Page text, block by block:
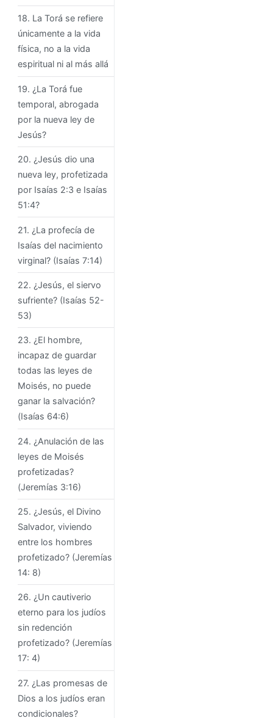
18. La Torá se refiere
únicamente a la vida
física, no a la vida
espiritual ni al más allá
19. ¿La Torá fue
temporal, abrogada
por la nueva ley de
Jesús?
20. ¿Jesús dio una
nueva ley, profetizada
por Isaías 2:3 e Isaías
51:4?
21. ¿La profecía de
Isaías del nacimiento
virginal? (Isaías 7:14)
22. ¿Jesús, el siervo
sufriente? (Isaías 52-
53)
23. ¿El hombre,
incapaz de guardar
todas las leyes de
Moisés, no puede
ganar la salvación?
(Isaías 64:6)
24. ¿Anulación de las
leyes de Moisés
profetizadas?
(Jeremías 3:16)
25. ¿Jesús, el Divino
Salvador, viviendo
entre los hombres
profetizado? (Jeremías
14: 8)
26. ¿Un cautiverio
eterno para los judíos
sin redención
profetizado? (Jeremías
17: 4)
27. ¿Las promesas de
Dios a los judíos eran
condicionales?